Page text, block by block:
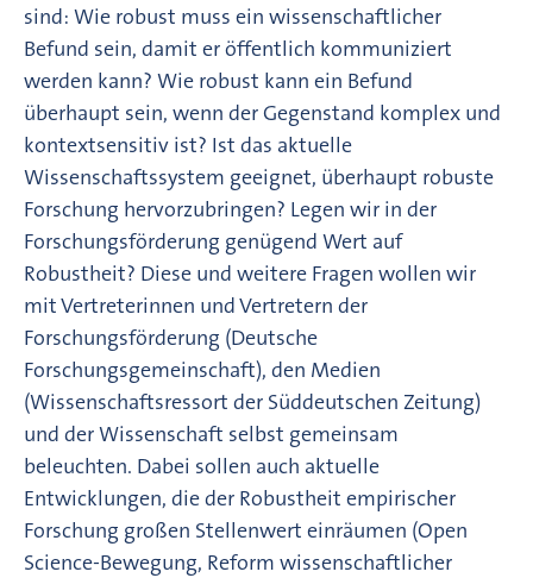
sind: Wie robust muss ein wissenschaftlicher
Befund sein, damit er öffentlich kommuniziert
werden kann? Wie robust kann ein Befund
überhaupt sein, wenn der Gegenstand komplex und
kontextsensitiv ist? Ist das aktuelle
Wissenschaftssystem geeignet, überhaupt robuste
Forschung hervorzubringen? Legen wir in der
Forschungsförderung genügend Wert auf
Robustheit? Diese und weitere Fragen wollen wir
mit Vertreterinnen und Vertretern der
Forschungsförderung (Deutsche
Forschungsgemeinschaft), den Medien
(Wissenschaftsressort der Süddeutschen Zeitung)
und der Wissenschaft selbst gemeinsam
beleuchten. Dabei sollen auch aktuelle
Entwicklungen, die der Robustheit empirischer
Forschung großen Stellenwert einräumen (Open
Science-Bewegung, Reform wissenschaftlicher